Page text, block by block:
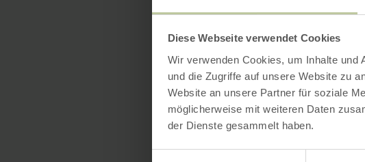
Diese Webseite verwendet Cookies
Wir verwenden Cookies, um Inhalte und
und die Zugriffe auf unsere Website zu
Website an unsere Partner für soziale
möglicherweise mit weiteren Daten
der Dienste gesammelt haben.